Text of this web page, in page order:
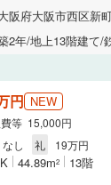
阪府大阪市西区新
2年/地上13階建て/
円 NEW
等 15,000円
なし 礼 19万円
44.89m2 13階